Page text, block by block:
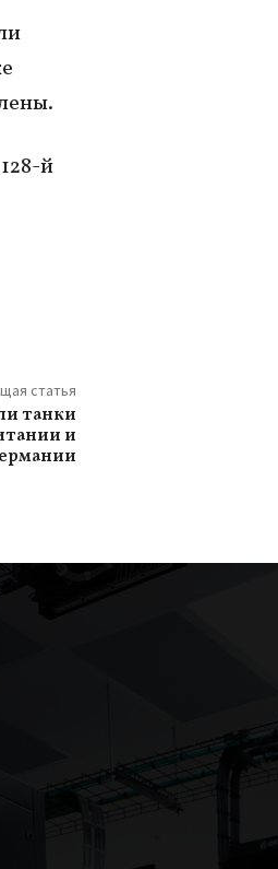
й
статья
танки
и